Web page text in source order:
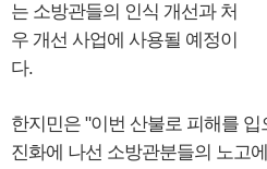
는 소방관들의 인식 개선과 처
우 개선 사업에 사용될 예정이
다.
한지민은 "이번 산불로 피해를
진화에 나선 소방관분들의 노고